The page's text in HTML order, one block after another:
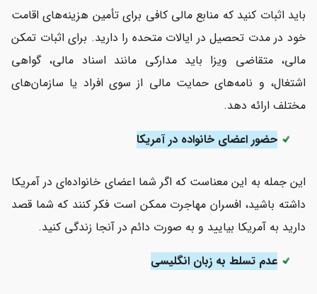
باید اثبات کنید که منابع مالی کافی برای تأمین هزینه‌های اقامت
خود در مدت تحصیل در ایالات متحده را دارید. برای اثبات تمکن
مالی، متقاضی ویزا باید مدارکی مانند اسناد مالی، گواهی
اشتغال، و نامه‌های حمایت مالی از سوی افراد یا سازمان‌های
مختلف ارائه دهد.
حضور اعضای خانواده در آمریکا
این جمله به این معناست که اگر شما اعضای خانواده‌ای در آمریکا
داشته باشید، افسران مهاجرت ممکن است فکر کنند که شما قصد
دارید به آمریکا بیایید و به صورت دائم در آنجا زندگی کنید.
عدم تسلط به زبان انگلیسی